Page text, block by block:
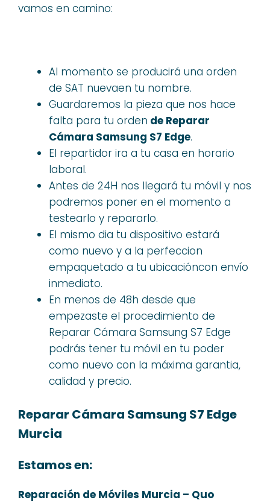
vamos en camino:
Al momento se producirá una orden
de SAT nuevaen tu nombre.
Guardaremos la pieza que nos hace
falta para tu orden de Reparar
Cámara Samsung S7 Edge.
El repartidor ira a tu casa en horario
laboral.
Antes de 24H nos llegará tu móvil y nos
podremos poner en el momento a
testearlo y repararlo.
El mismo dia tu dispositivo estará
como nuevo y a la perfeccion
empaquetado a tu ubicacióncon envío
inmediato.
En menos de 48h desde que
empezaste el procedimiento de
Reparar Cámara Samsung S7 Edge
podrás tener tu móvil en tu poder
como nuevo con la máxima garantia,
calidad y precio.
Reparar Cámara Samsung S7 Edge
Murcia
Estamos en:
Reparación de Móviles Murcia – Quo